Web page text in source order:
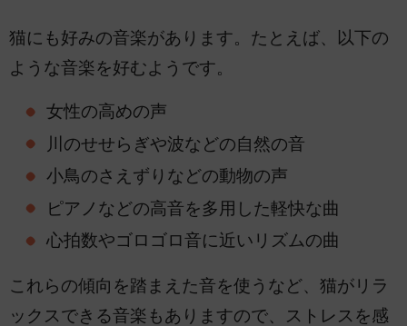
猫にも好みの音楽があります。たとえば、以下の
ような音楽を好むようです。
女性の高めの声
川のせせらぎや波などの自然の音
小鳥のさえずりなどの動物の声
ピアノなどの高音を多用した軽快な曲
心拍数やゴロゴロ音に近いリズムの曲
これらの傾向を踏まえた音を使うなど、猫がリラ
ックスできる音楽もありますので、ストレスを感